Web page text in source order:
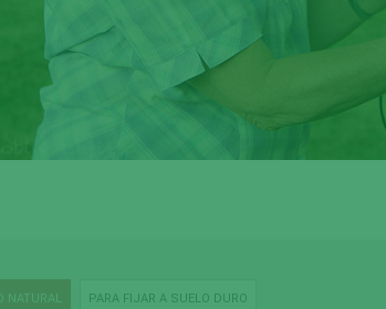
NATURAL PARA FIJAR A SUELO DURO